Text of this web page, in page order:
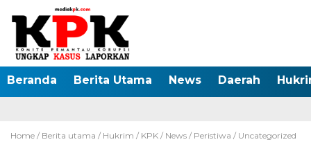
Beranda Berita Utama News Daerah
Home / Berita utama / Hukrim / KPK / News / Peristiwa / Uncategorized